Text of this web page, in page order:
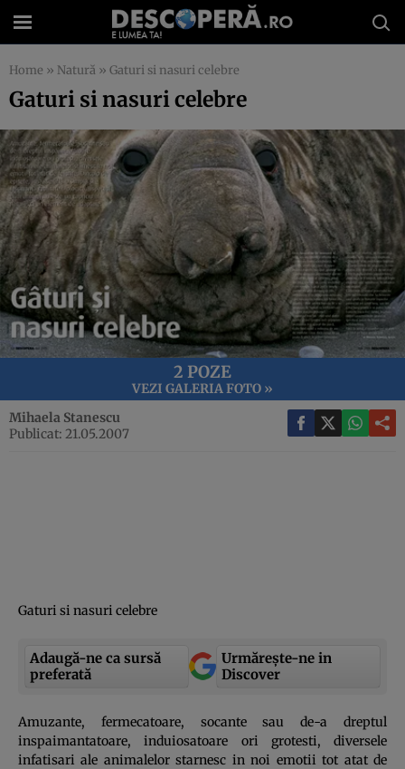
Home » Natură » Gaturi si nasuri celebre
Gaturi si nasuri celebre
2 POZE
VEZI GALERIA FOTO »
Mihaela Stanescu
Publicat: 21.05.2007
Gaturi si nasuri celebre
Adaugă-ne ca sursă
preferată
Urmărește-ne in
Discover
Amuzante, fermecatoare, socante sau de-a dreptul
inspaimantatoare, induiosatoare ori grotesti, diversele
infatisari ale animalelor starnesc in noi emotii tot atat de